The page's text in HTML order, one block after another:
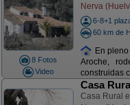
8 Fotos
Video
Nerva
6-8+1
60 km de
En
Aroche,
construidas
Casa
Casa Rural